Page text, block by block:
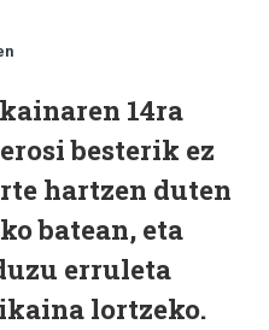
14ra
besterik ez
hartzen duten
batean, eta
erruleta
lortzeko.